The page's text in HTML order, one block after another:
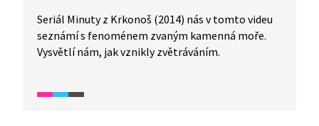
Seriál Minuty z Krkonoš (2014) nás v tomto videu
seznámí s fenoménem zvaným kamenná moře.
Vysvětlí nám, jak vznikly zvětráváním.